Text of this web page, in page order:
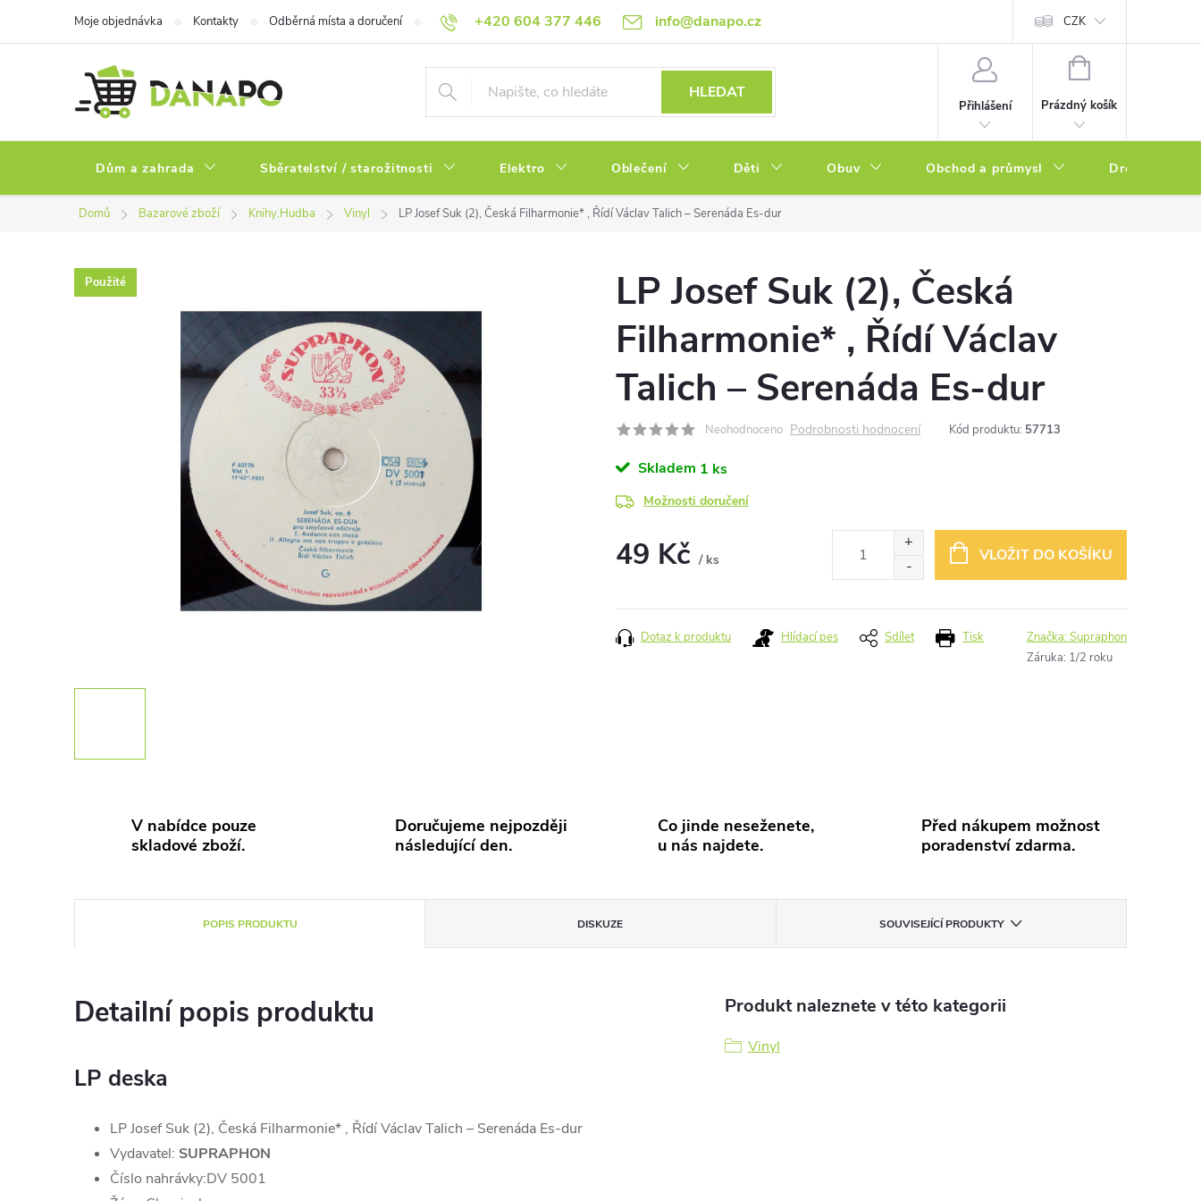
+420 604 377 446 info@danapo.cz
Moje objednávka Kontakty Odběrná místa a doručení Hodnocení obchodu Obchodní podmínky Reklamace a výměna zboží Podmínky ochrany osobních údajů Soubory cookies
CZK
HLEDAT
Přihlášení
NÁKUPNÍ
Prázdný košík
Dům a zahrada Sběratelství / starožitnosti Elektro Oblečení Děti Obuv Obchod a průmysl Drogerie
Domů Bazarové zboží Knihy,Hudba Vinyl LP Josef Suk (2), Česká Filharmonie* , Řídí Václav Talich – Serenáda Es-dur
Použité
LP Josef Suk (2), Česká
Filharmonie* , Řídí Václav
Talich – Serenáda Es-dur
Neohodnoceno Podrobnosti hodnocení Kód produktu: 57713
Skladem 1 ks
Možnosti doručení
49 Kč / ks
VLOŽIT DO KOŠÍKU
Tisk
Dotaz k produktu Hlídací pes Sdílet Značka:Supraphon
Záruka: 1/2 roku
V nabídce pouze
skladové zboží.
Doručujeme nejpozději
následující den.
Co jinde neseženete,
u nás najdete.
Před nákupem možnost
poradenství zdarma.
POPIS PRODUKTU DISKUZE SOUVISEJÍCÍ PRODUKTY
Detailní popis produktu
LP deska
LP Josef Suk (2), Česká Filharmonie* , Řídí Václav Talich – Serenáda Es-dur
Vydavatel: SUPRAPHON
Číslo nahrávky:DV 5001
Produkt naleznete v této kategorii
Vinyl